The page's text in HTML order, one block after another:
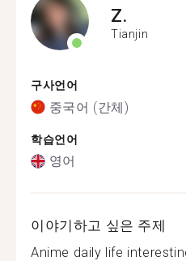
Z.
Tianjin
구사언어
중국어 (간체)
학습언어
영어
이야기하고 싶은 주제
Anime daily life